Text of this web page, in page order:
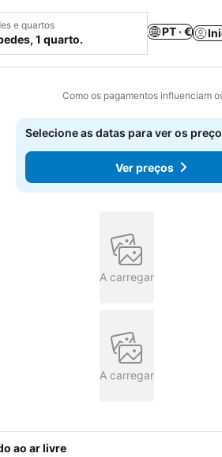
e quartos
1 quarto.
PT · €
Como os pagamentos influenciam
aos favoritos
Selecione as datas para ver os
Ver preços
A carregar
A carregar
ao ar livre